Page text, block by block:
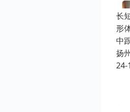
长
形
中
扬
24-